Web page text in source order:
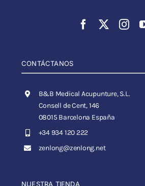
CONTÁCTANOS
B&B Medical Acupunture, S.L.
Consell de Cent, 146
08015 Barcelona España
+34 934 120 222
zenlong@zenlong.net
NUESTRA TIENDA